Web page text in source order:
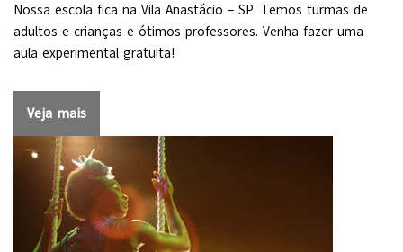
Nossa escola fica na Vila Anastácio – SP. Temos turmas de
adultos e crianças e ótimos professores. Venha fazer uma
aula experimental gratuita!
Veja mais